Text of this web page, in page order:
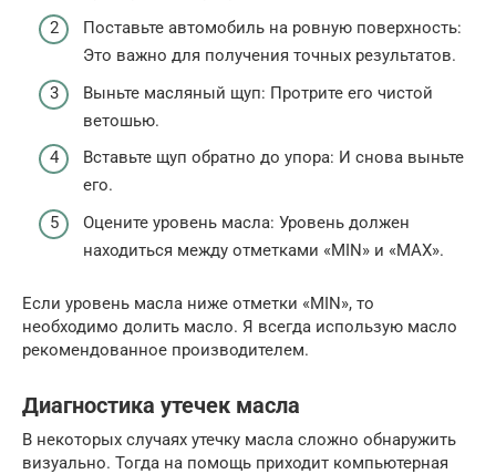
Поставьте автомобиль на ровную поверхность:
Это важно для получения точных результатов.
Выньте масляный щуп: Протрите его чистой
ветошью.
Вставьте щуп обратно до упора: И снова выньте
его.
Оцените уровень масла: Уровень должен
находиться между отметками «MIN» и «MAX».
Если уровень масла ниже отметки «MIN», то
необходимо долить масло. Я всегда использую масло
рекомендованное производителем.
Диагностика утечек масла
В некоторых случаях утечку масла сложно обнаружить
визуально. Тогда на помощь приходит компьютерная